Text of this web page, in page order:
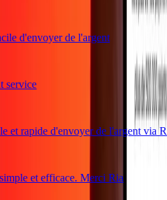
d'envoyer de l'argent
rapide d'envoyer de l'argent via Ria
et efficace. Merci Ria